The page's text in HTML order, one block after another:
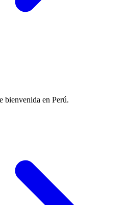
bienvenida en Perú.